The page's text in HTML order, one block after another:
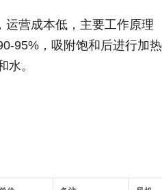
运营成本低，主要工作原理
95%，吸附饱和后进行加热
水。